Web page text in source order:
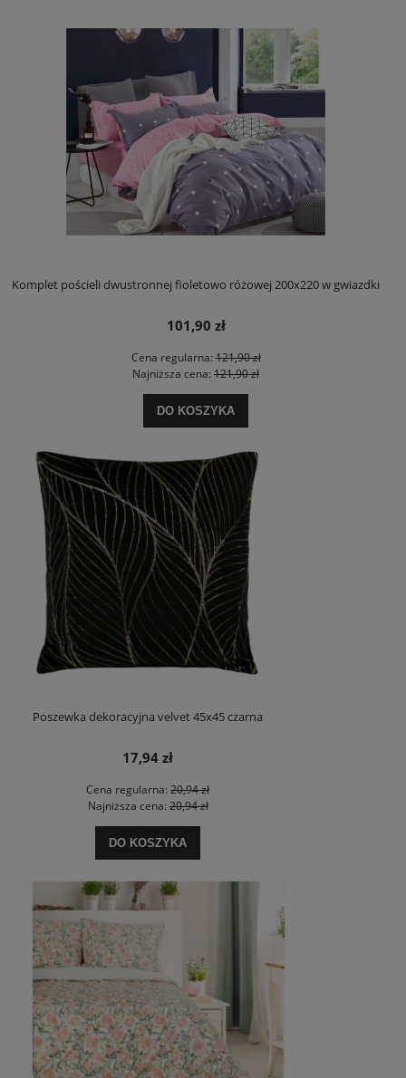
Komplet pościeli dwustronnej fioletowo różowej 200x220 w gwiazdki
101,90 zł
Cena regularna:121,90 zł
Najniższa cena: 121,90 zł
DO KOSZYKA
Poszewka dekoracyjna velvet 45x45 czarna
17,94 zł
Cena regularna: 20,94 zł
Najniższa cena:20,94 zł
DO KOSZYKA